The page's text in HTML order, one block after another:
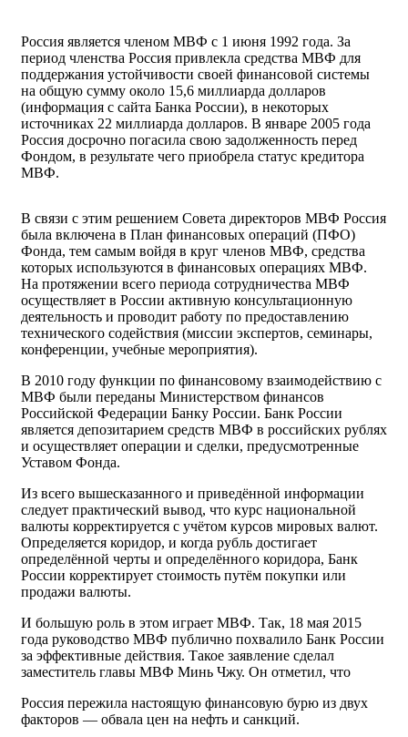
Россия является членом МВФ с 1 июня 1992 года. За
период членства Россия привлекла средства МВФ для
поддержания устойчивости своей финансовой системы
на общую сумму около 15,6 миллиарда долларов
(информация с сайта Банка России), в некоторых
источниках 22 миллиарда долларов. В январе 2005 года
Россия досрочно погасила свою задолженность перед
Фондом, в результате чего приобрела статус кредитора
МВФ.
В связи с этим решением Совета директоров МВФ Россия
была включена в План финансовых операций (ПФО)
Фонда, тем самым войдя в круг членов МВФ, средства
которых используются в финансовых операциях МВФ.
На протяжении всего периода сотрудничества МВФ
осуществляет в России активную консультационную
деятельность и проводит работу по предоставлению
технического содействия (миссии экспертов, семинары,
конференции, учебные мероприятия).
В 2010 году функции по финансовому взаимодействию с
МВФ были переданы Министерством финансов
Российской Федерации Банку России. Банк России
является депозитарием средств МВФ в российских рублях
и осуществляет операции и сделки, предусмотренные
Уставом Фонда.
Из всего вышесказанного и приведённой информации
следует практический вывод, что курс национальной
валюты корректируется с учётом курсов мировых валют.
Определяется коридор, и когда рубль достигает
определённой черты и определённого коридора, Банк
России корректирует стоимость путём покупки или
продажи валюты.
И большую роль в этом играет МВФ. Так, 18 мая 2015
года руководство МВФ публично похвалило Банк России
за эффективные действия. Такое заявление сделал
заместитель главы МВФ Минь Чжу. Он отметил, что
Россия пережила настоящую финансовую бурю из двух
факторов — обвала цен на нефть и санкций.